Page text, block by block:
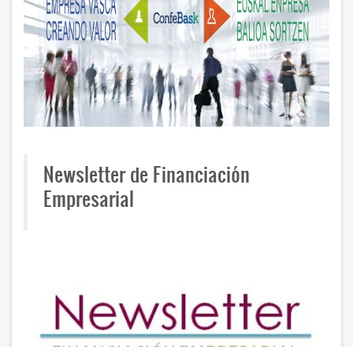
Newsletter de Financiación
Empresarial